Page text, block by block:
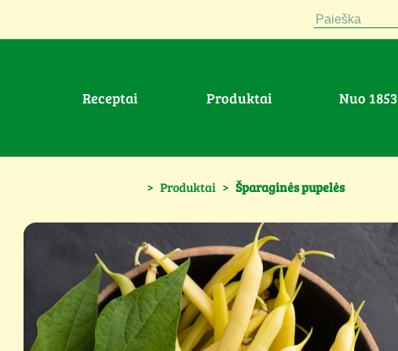
Paieška
Receptai Produktai nuo 1853
> Produktai > Šparaginės pupelės